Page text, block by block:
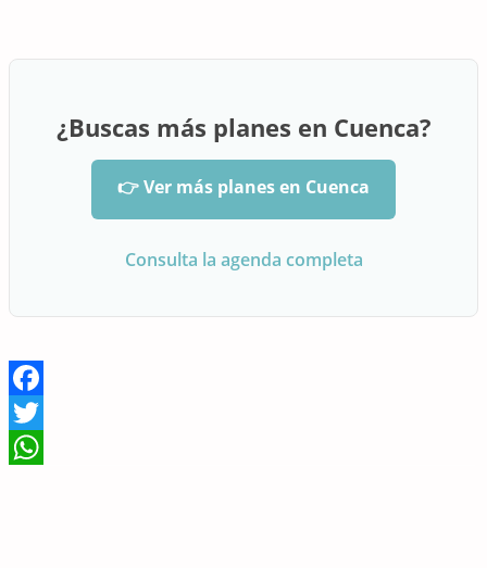
¿Buscas más planes en Cuenca?
👉 Ver más planes en Cuenca
Consulta la agenda completa
Facebook
Twitter